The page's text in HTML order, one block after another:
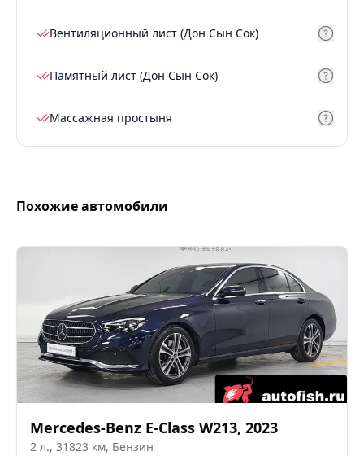
Вентиляционный лист (Дон Сын Сок)
Памятный лист (Дон Сын Сок)
Массажная простыня
Похожие автомобили
Mercedes-Benz E-Class W213, 2023
2 л., 31823 км, Бензин